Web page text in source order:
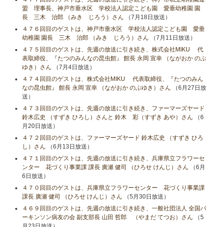
盟 理事長、神戸市垂水区 学校法人認定こども園 愛垂幼稚園 園
長 三木 治郎 （みき じろう）さん （7月18日放送）
４７６回目のゲストは、神戸市垂水区 学校法人認定こども園 愛垂
幼稚園 園長 三木 治郎 （みき じろう）さん （7月11日放送）
４７５回目のゲストは、先週の放送に引き続き、株式会社MIKU 代
表取締役、『たつのみんなの昆虫館』 館長 永岡 宣幸 （ながおか のぶ
ゆき）さん （7月4日放送）
４７４回目のゲストは、株式会社MIKU 代表取締役、『たつのみん
なの昆虫館』 館長 永岡 宣幸 （ながおか のぶゆき）さん （6月27日放
送）
４７３回目のゲストは、先週の放送に引き続き、ファーマーズヤード
鈴木広史 （すずき ひろし）さんと 鈴木 彩（すずき あや）さん （6
月20日放送）
４７２回目のゲストは、ファーマーズヤード 鈴木広史 （すずき ひろ
し）さん （6月13日放送）
４７１回目のゲストは、先週の放送に引き続き、兵庫県立フラワーセ
ンター 花づくり事業課 課長 廣瀬 健司 （ひろせ けんじ）さん （6月
6日放送）
４７０回目のゲストは、兵庫県立フラワーセンター 花づくり事業課
課長 廣瀬 健司 （ひろせ けんじ）さん （5月30日放送）
４６９回目のゲストは、先週の放送に引き続き、一般社団法人 全国パ
ーキンソン病友の会 副支部長 山田 哲郎 （やまだ てつお）さん （5